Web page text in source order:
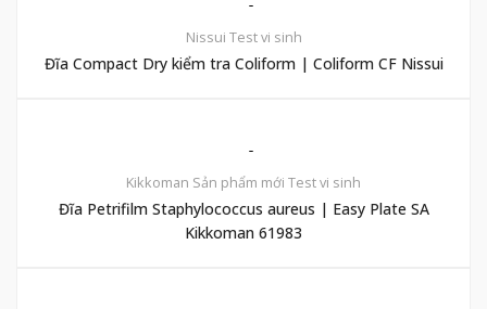
Nissui Test vi sinh
Đĩa Compact Dry kiểm tra Coliform | Coliform CF Nissui
Kikkoman Sản phẩm mới Test vi sinh
Đĩa Petrifilm Staphylococcus aureus | Easy Plate SA
Kikkoman 61983